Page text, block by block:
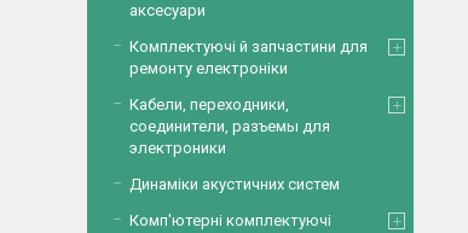
аксесуари
Комплектуючі й запчастини для
ремонту електроніки
Кабели, переходники,
соединители, разъемы для
электроники
Динаміки акустичних систем
Комп'ютерні комплектуючі